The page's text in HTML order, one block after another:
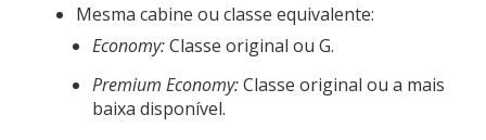
Mesma cabine ou classe equivalente:
Economy:Classe original ou G.
Premium Economy:Classe original ou a mais
baixa disponível.